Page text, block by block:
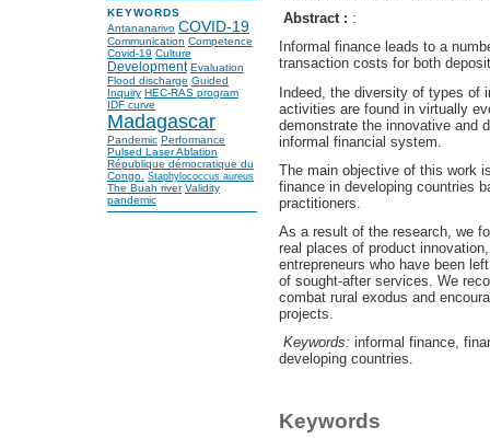
KEYWORDS
Antananarivo COVID-19
Communication Competence
Covid-19 Culture
Development Evaluation
Flood discharge Guided
Inquiry HEC-RAS program
IDF curve
Madagascar
Pandemic Performance
Pulsed Laser Ablation
République démocratique du
Congo. Staphylococcus aureus
The Buah river Validity
pandemic
Abstract : :
Informal finance leads to a
transaction costs for both
Indeed, the diversity of types of
activities are found in virtually
demonstrate the innovative and
informal financial system.
The main objective of this work
finance in developing countries
practitioners.
As a result of the research, we
real places of product
entrepreneurs who have been
of sought-after services. We
combat rural exodus and
projects.
Keywords: informal finance,
developing countries.
Keywords